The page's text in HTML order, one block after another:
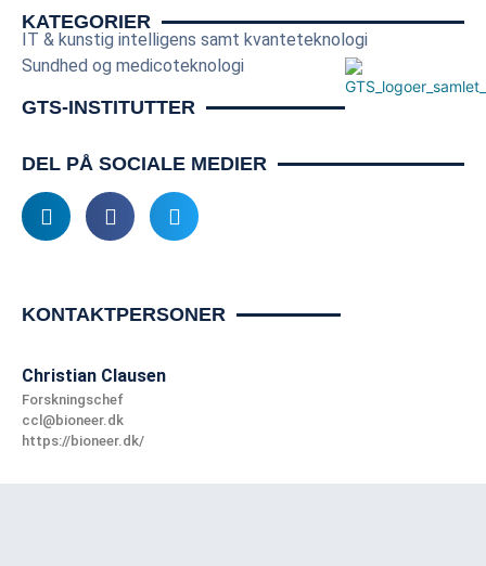
KATEGORIER
IT & kunstig intelligens samt kvanteteknologi
Sundhed og medicoteknologi
GTS-INSTITUTTER
DEL PÅ SOCIALE MEDIER
KONTAKTPERSONER
Christian Clausen
Forskningschef
ccl@bioneer.dk
https://bioneer.dk/